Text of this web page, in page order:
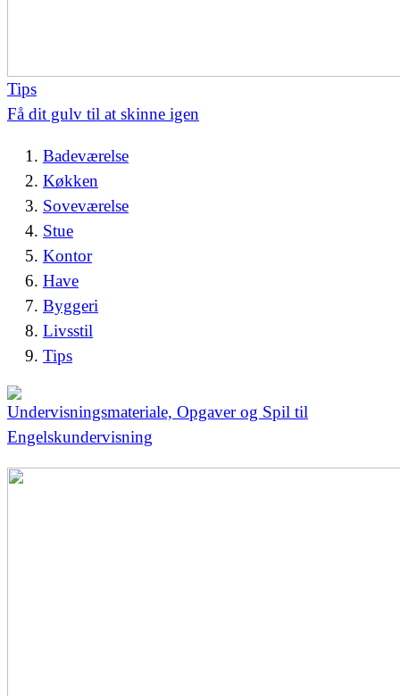
Tips
Få dit gulv til at skinne igen
Badeværelse
Køkken
Soveværelse
Stue
Kontor
Have
Byggeri
Livsstil
Tips
Undervisningsmateriale, Opgaver og Spil til
Engelskundervisning